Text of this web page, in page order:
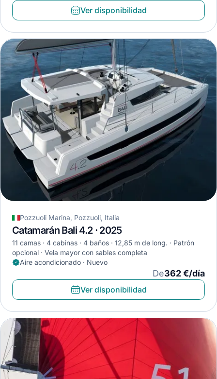
Ver disponibilidad
Pozzuoli Marina, Pozzuoli, Italia
Catamarán Bali 4.2 · 2025
11 camas 4 cabinas 4 baños 12,85 m de long.
Patrón
opcional
Vela mayor con sables completa
Aire acondicionado · Nuevo
De362 €/día
Ver disponibilidad